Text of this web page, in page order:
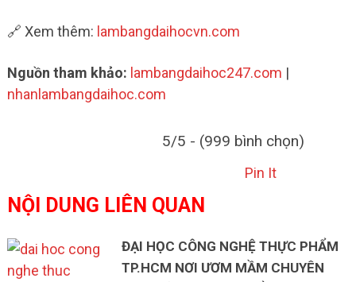
🔗 Xem thêm: lambangdaihocvn.com
Nguồn tham khảo: lambangdaihoc247.com |
nhanlambangdaihoc.com
5/5 - (999 bình chọn)
Pin It
NỘI DUNG LIÊN QUAN
ĐẠI HỌC CÔNG NGHỆ THỰC PHẨM
TP.HCM NƠI ƯƠM MẦM CHUYÊN